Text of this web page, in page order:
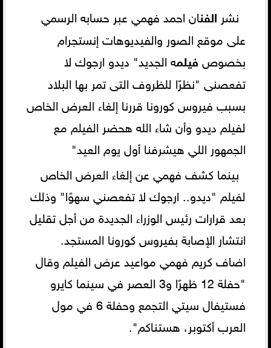
نشر الفنان احمد فهمي عبر حسابه الرسمي
على موقع الصور والفيديوهات إنستجرام
بخصوص فيلمه الجديد" ديدو ارجوك لا
تفعصنى "نظرًا للظروف التى تمر بها البلاد
بسبب فيروس كورونا قررنا إلغاء العرض الخاص
لفيلم ديدو وأن شاء الله هحضر الفيلم مع
الجمهور اللي هيشرفنا أول يوم العيد"
بينما كشف فهمي عن إلغاء العرض الخاص
لفيلم "ديدو.. ارجوك لا تفعصني سهوًا" وذلك
بعد قرارات رئيس الوزراء الجديدة من أجل تقليل
انتشار الإصابة بفيروس كورونا المستجد.
اضاف كريم فهمي مواعيد عرض الفيلم وقال
"حفلة 12 ظهرًا و3 العصر في سينما كايرو
فستيفال سيتي التجمع وحفلة 6 في مول
العرب أكتوبر، هستناكم".